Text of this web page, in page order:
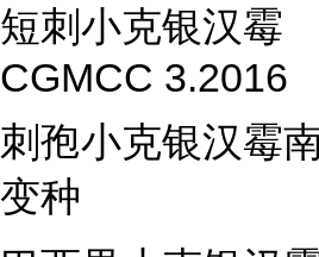
短刺小克银汉霉
CGMCC 3.2016
刺孢小克银汉霉
变种